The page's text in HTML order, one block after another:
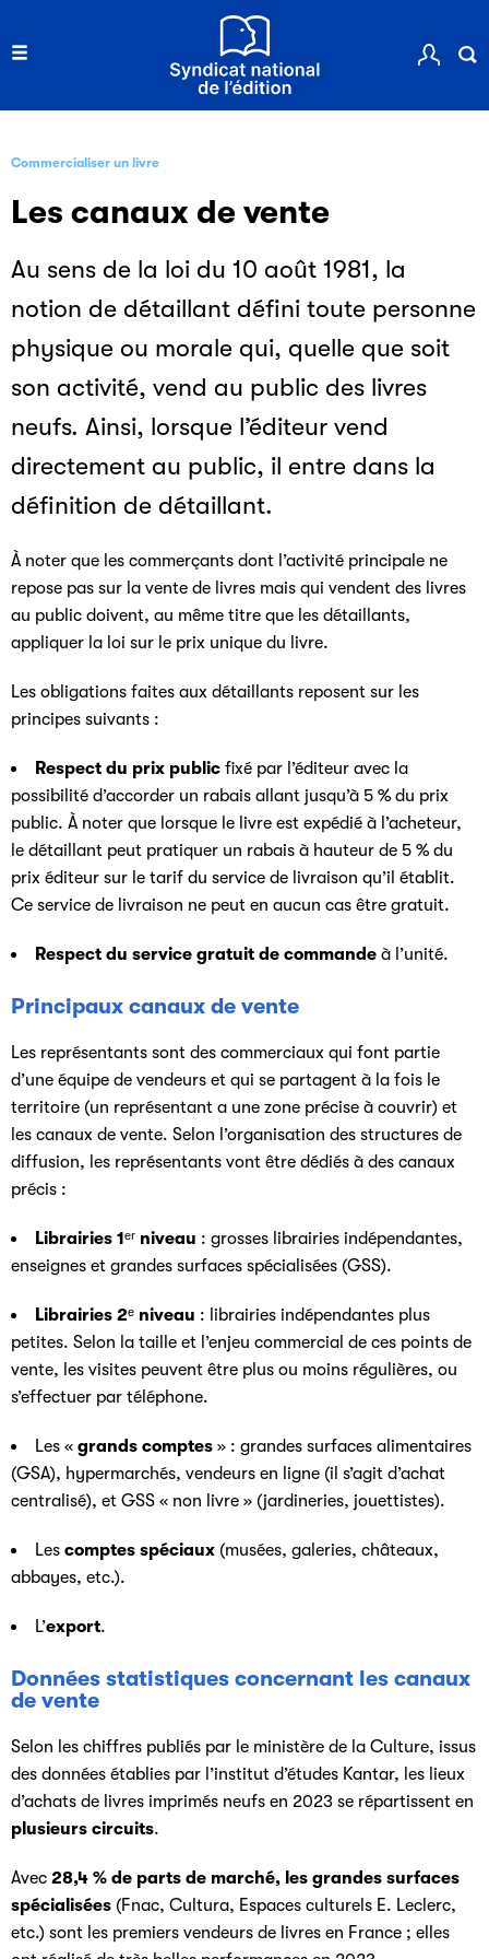
Commercialiser un livre
Les canaux de vente
Au sens de la loi du 10 août 1981, la
notion de détaillant défini toute personne
physique ou morale qui, quelle que soit
son activité, vend au public des livres
neufs. Ainsi, lorsque l’éditeur vend
directement au public, il entre dans la
définition de détaillant.
À noter que les commerçants dont l’activité principale ne
repose pas sur la vente de livres mais qui vendent des livres
au public doivent, au même titre que les détaillants,
appliquer la loi sur le prix unique du livre.
Les obligations faites aux détaillants reposent sur les
principes suivants :
Respect du prix public fixé par l’éditeur avec la
possibilité d’accorder un rabais allant jusqu’à 5 % du prix
public. À noter que lorsque le livre est expédié à l’acheteur,
le détaillant peut pratiquer un rabais à hauteur de 5 % du
prix éditeur sur le tarif du service de livraison qu’il établit.
Ce service de livraison ne peut en aucun cas être gratuit.
Respect du service gratuit de commande à l’unité.
Principaux canaux de vente
Les représentants sont des commerciaux qui font partie
d’une équipe de vendeurs et qui se partagent à la fois le
territoire (un représentant a une zone précise à couvrir) et
les canaux de vente. Selon l’organisation des structures de
diffusion, les représentants vont être dédiés à des canaux
précis :
Librairies 1ᵉʳ niveau : grosses librairies indépendantes,
enseignes et grandes surfaces spécialisées (GSS).
Librairies 2ᵉ niveau : librairies indépendantes plus
petites. Selon la taille et l’enjeu commercial de ces points de
vente, les visites peuvent être plus ou moins régulières, ou
s’effectuer par téléphone.
Les « grands comptes » : grandes surfaces alimentaires
(GSA), hypermarchés, vendeurs en ligne (il s’agit d’achat
centralisé), et GSS « non livre » (jardineries, jouettistes).
Les comptes spéciaux (musées, galeries, châteaux,
abbayes, etc.).
L’export.
Données statistiques concernant les canaux
de vente
Selon les chiffres publiés par le ministère de la Culture, issus
des données établies par l’institut d’études Kantar, les lieux
d’achats de livres imprimés neufs en 2023 se répartissent en
plusieurs circuits.
Avec 28,4 % de parts de marché, les grandes surfaces
spécialisées (Fnac, Cultura, Espaces culturels E. Leclerc,
etc.) sont les premiers vendeurs de livres en France ; elles